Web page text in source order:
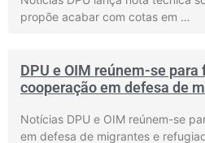
propõe acabar com cotas em …
DPU e OIM reúnem-se
cooperação em defesa de
Notícias DPU e OIM reúnem-se
em defesa de migrantes e